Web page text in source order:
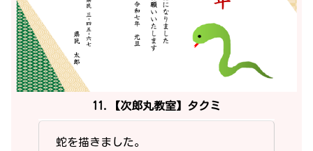
11.【次郎丸教室】タクミ
蛇を描きました。